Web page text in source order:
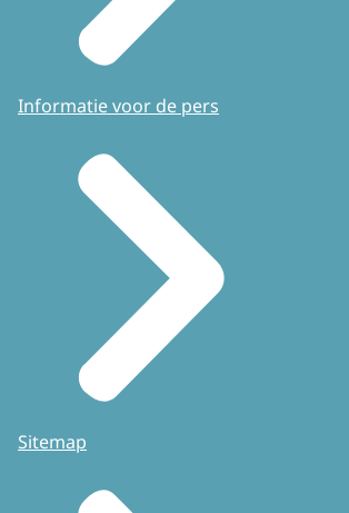
Informatie voor de pers
Sitemap